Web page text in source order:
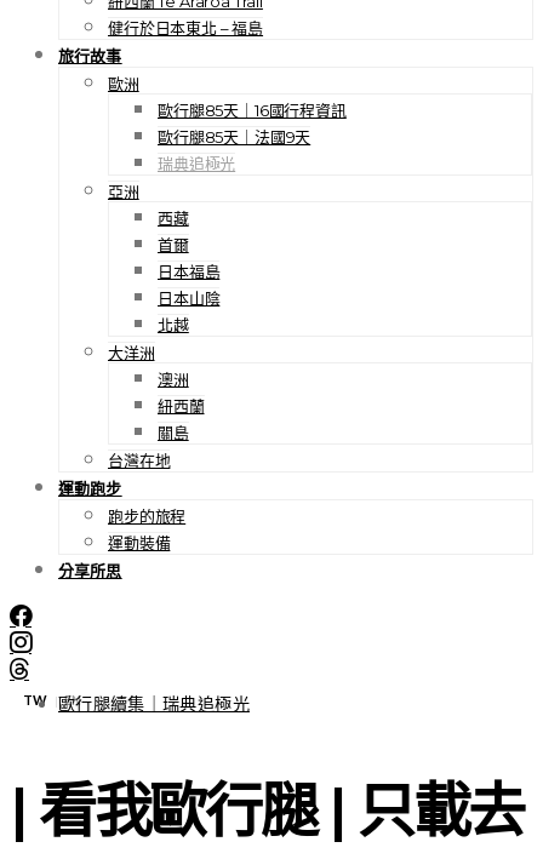
健行於日本東北 – 福島
旅行故事
歐洲
歐行腿85天｜16國行程資訊
歐行腿85天｜法國9天
瑞典追極光
亞洲
西藏
首爾
日本福島
日本山陰
北越
大洋洲
澳洲
紐西蘭
關島
台灣在地
運動跑步
跑步的旅程
運動裝備
分享所思
TW | EN
歐行腿續集｜瑞典追極光
| 看我歐行腿 | 只載去